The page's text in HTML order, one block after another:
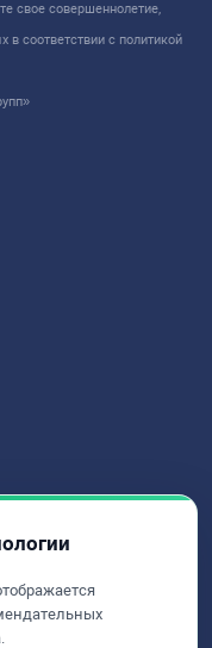
свое совершеннолетие,
в соответствии с политикой